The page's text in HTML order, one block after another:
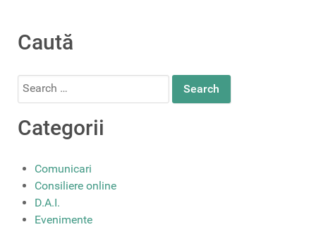
Caută
Search
Categorii
Comunicari
Consiliere online
D.A.I.
Evenimente